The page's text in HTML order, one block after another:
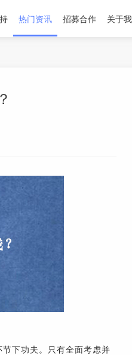
热门资讯 招募合作 关于
下功夫。只有全面考虑并